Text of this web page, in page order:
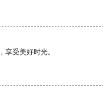
受美好时光。